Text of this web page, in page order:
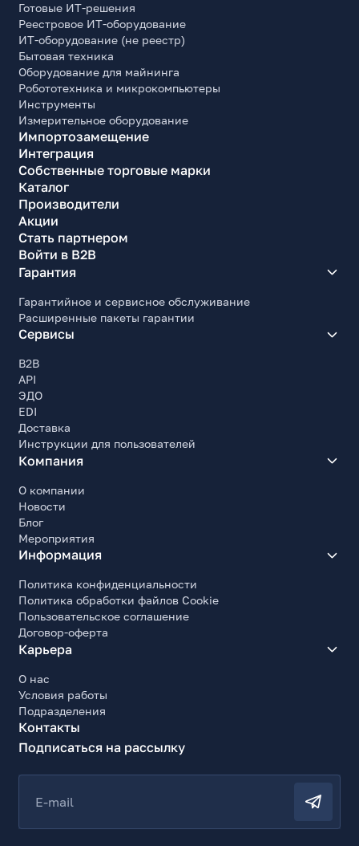
Готовые ИТ-решения
Реестровое ИТ-оборудование
ИТ-оборудование (не реестр)
Бытовая техника
Оборудование для майнинга
Робототехника и микрокомпьютеры
Инструменты
Измерительное оборудование
Импортозамещение
Интеграция
Собственные торговые марки
Каталог
Производители
Акции
Стать партнером
Войти в B2B
Гарантия
Гарантийное и сервисное обслуживание
Расширенные пакеты гарантии
Сервисы
B2B
API
ЭДО
EDI
Доставка
Инструкции для пользователей
Компания
О компании
Новости
Блог
Мероприятия
Информация
Политика конфиденциальности
Политика обработки файлов Cookie
Пользовательское соглашение
Договор-оферта
Карьера
О нас
Условия работы
Подразделения
Контакты
Подписаться на рассылку
E-mail